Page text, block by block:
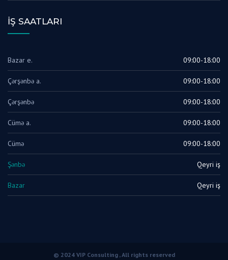
İŞ SAATLARI
Bazar e. 09:00-18:00
Çərşənbə a. 09:00-18:00
Çərşənbə 09:00-18:00
Cümə a. 09:00-18:00
Cümə 09:00-18:00
Şənbə Qeyri iş
Bazar Qeyri iş
© 2024 VIP Consulting , All rights reserved